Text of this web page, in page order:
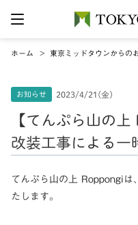
ホーム 東京ミッドタウンからの
お知らせ 2023/4/21(金)
【てんぷら山の上
改装工事による一
てんぷら山の上 Roppongiは
たします。